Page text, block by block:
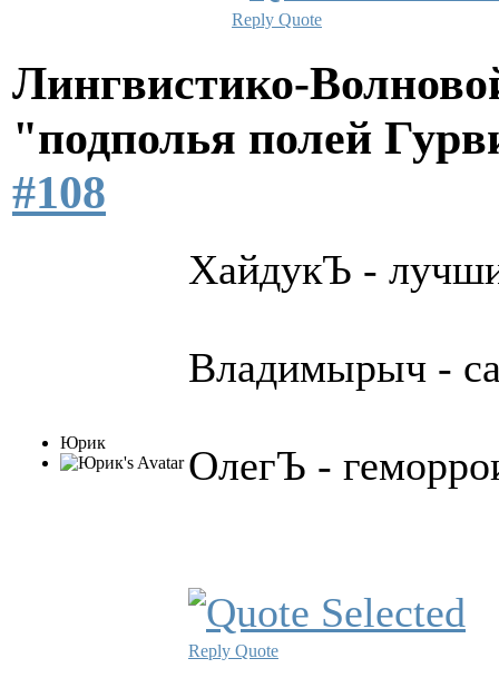
Reply Quote
Лингвистико-
"подполья полей
#108
Юрик
ХайдукЪ -
Владимырыч -
ОлегЪ -
Reply Quote